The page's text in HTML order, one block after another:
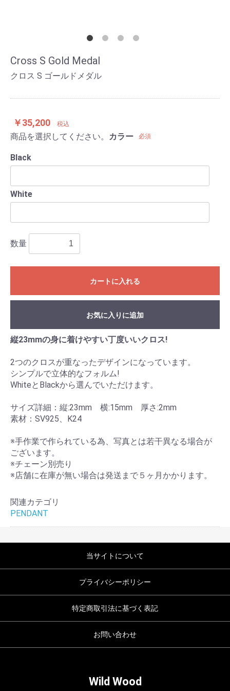
Cross S Gold Medal
クロス S ゴールドメダル
￥35,200 税込
商品を選択してください。 カラー 必須
Black
White
数量
カートに入れる
お気に入りに追加
縦23mmの身に着けやすい丁度いいクロス!
2つのクロスが重なったデザインになっています。
シンプルで立体的なフォルム!
WhiteとBlackから選んでいただけます。
サイズ詳細：縦:23mm 横:15mm 厚さ:2mm
素材：SV925、K24
※手作業で作られている為、写真とは若干異なる場合が
ございます。
※チェーン別売り
※店舗に在庫が無い場合は発送まで５ヶ月かかります。
関連カテゴリ
PENDANT
当サイトについて
プライバシーポリシー
特定商取引法に基づく表記
お問い合わせ
Wild Wood